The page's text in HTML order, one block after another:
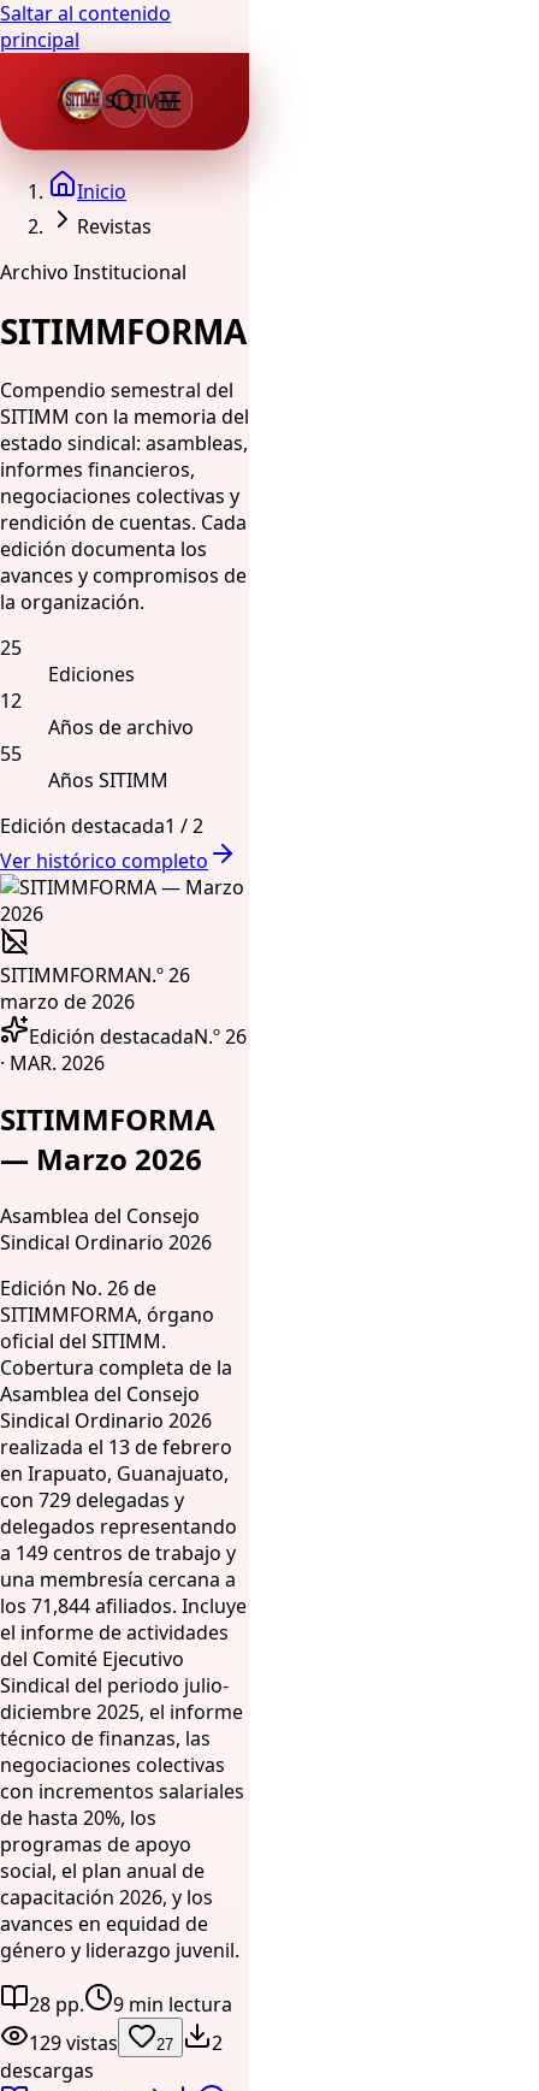
Saltar al contenido
principal
SITIMM
Inicio
Revistas
Archivo Institucional
SITIMMFORMA
Compendio semestral del
SITIMM con la memoria del
estado sindical: asambleas,
informes financieros,
negociaciones colectivas y
rendición de cuentas. Cada
edición documenta los
avances y compromisos de
la organización.
25
Ediciones
12
Años de archivo
55
Años SITIMM
Edición destacada1 /2
Ver histórico completo
SITIMMFORMAN.º 26
marzo de 2026
Edición destacadaN.º 26
· MAR. 2026
SITIMMFORMA
— Marzo 2026
Asamblea del Consejo
Sindical Ordinario 2026
Edición No. 26 de
SITIMMFORMA, órgano
oficial del SITIMM.
Cobertura completa de la
Asamblea del Consejo
Sindical Ordinario 2026
realizada el 13 de febrero
en Irapuato, Guanajuato,
con 729 delegadas y
delegados representando
a 149 centros de trabajo y
una membresía cercana a
los 71,844 afiliados. Incluye
el informe de actividades
del Comité Ejecutivo
Sindical del periodo julio-
diciembre 2025, el informe
técnico de finanzas, las
negociaciones colectivas
con incrementos salariales
de hasta 20%, los
programas de apoyo
social, el plan anual de
capacitación 2026, y los
avances en equidad de
género y liderazgo juvenil.
28 pp.
9 min lectura
129 vistas
27
2
descargas